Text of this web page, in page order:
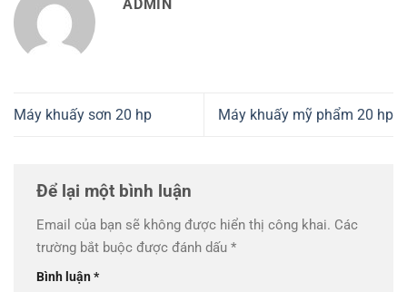
ADMIN
Máy khuấy sơn 20 hp Máy khuấy mỹ phẩm 20 hp
Để lại một bình luận
Email của bạn sẽ không được hiển thị công khai. Các
trường bắt buộc được đánh dấu *
Bình luận*